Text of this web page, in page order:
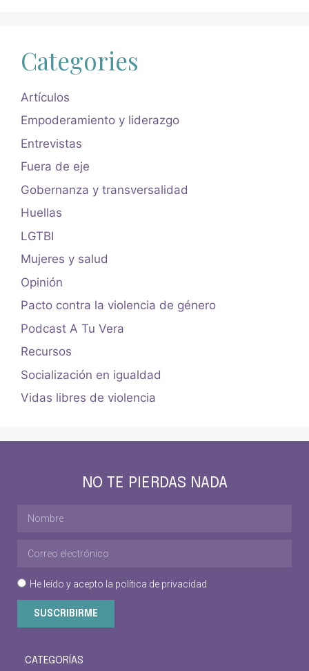
Categories
Artículos
Empoderamiento y liderazgo
Entrevistas
Fuera de eje
Gobernanza y transversalidad
Huellas
LGTBI
Mujeres y salud
Opinión
Pacto contra la violencia de género
Podcast A Tu Vera
Recursos
Socialización en igualdad
Vidas libres de violencia
CATEGORÍAS
NO TE PIERDAS NADA
He leído y acepto la política de privacidad
SUSCRIBIRME